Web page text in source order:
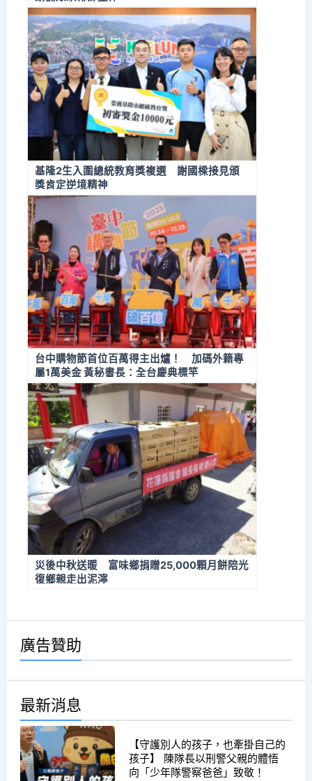
基隆2生入圍總統教育獎複選 謝國樑接見頒
獎肯定逆境精神
台中購物節首位百萬得主出爐！ 加碼外籍專
屬1萬美金 黃秘書長：全台慶典標竿
災後中秋送暖 富味鄉捐贈25,000顆月餅陪光
復鄉親走出泥濘
廣告贊助
最新消息
【守護別人的孩子，也牽掛自己的
孩子】 陳隊長以刑警父親的體悟
向「少年隊警察爸爸」致敬！